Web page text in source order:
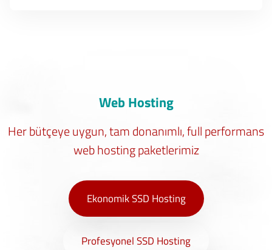
Web Hosting
Her bütçeye uygun, tam donanımlı, full performans
web hosting paketlerimiz
Ekonomik SSD Hosting
Profesyonel SSD Hosting